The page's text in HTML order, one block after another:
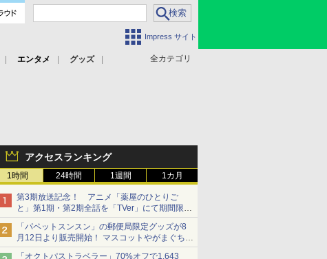
Impress サイト
全カテゴリ
エンタメ
グッズ
アクセスランキング
1時間 24時間 1週間 1カ月
第3期放送記念！ アニメ「薬屋のひとりご
と」第1期・第2期全話を「TVer」にて期間限定
で順次無料配信開始
「パペットスンスン」の郵便局限定グッズが8
月12日より販売開始！ マスコットやがまぐち、
レターセットなどが登場
「オクトパストラベラー」70%オフで1,643